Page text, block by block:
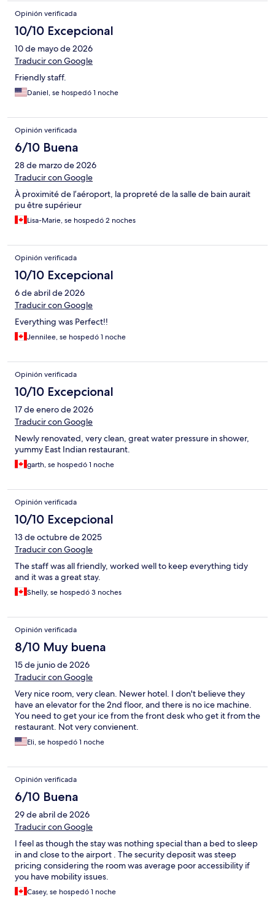
Opinión verificada
10/10 Excepcional
10 de mayo de 2026
Traducir con Google
Friendly staff.
Daniel, se hospedó 1 noche
Opinión verificada
6/10 Buena
28 de marzo de 2026
Traducir con Google
À proximité de l’aéroport, la propreté de la salle de bain aurait
pu être supérieur
Lisa-Marie, se hospedó 2 noches
Opinión verificada
10/10 Excepcional
6 de abril de 2026
Traducir con Google
Everything was Perfect!!
Jennilee, se hospedó 1 noche
Opinión verificada
10/10 Excepcional
17 de enero de 2026
Traducir con Google
Newly renovated, very clean, great water pressure in shower,
yummy East Indian restaurant.
garth, se hospedó 1 noche
Opinión verificada
10/10 Excepcional
13 de octubre de 2025
Traducir con Google
The staff was all friendly, worked well to keep everything tidy
and it was a great stay.
Shelly, se hospedó 3 noches
Opinión verificada
8/10 Muy buena
15 de junio de 2026
Traducir con Google
Very nice room, very clean. Newer hotel. I don't believe they
have an elevator for the 2nd floor, and there is no ice machine.
You need to get your ice from the front desk who get it from the
restaurant. Not very convienent.
Eli, se hospedó 1 noche
Opinión verificada
6/10 Buena
29 de abril de 2026
Traducir con Google
I feel as though the stay was nothing special than a bed to sleep
in and close to the airport . The security deposit was steep
pricing considering the room was average poor accessibility if
you have mobility issues.
Casey, se hospedó 1 noche